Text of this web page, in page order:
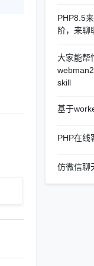
PHP8.5
阶，来聊
大家能帮
skill
基于
PHP在线
仿微信聊